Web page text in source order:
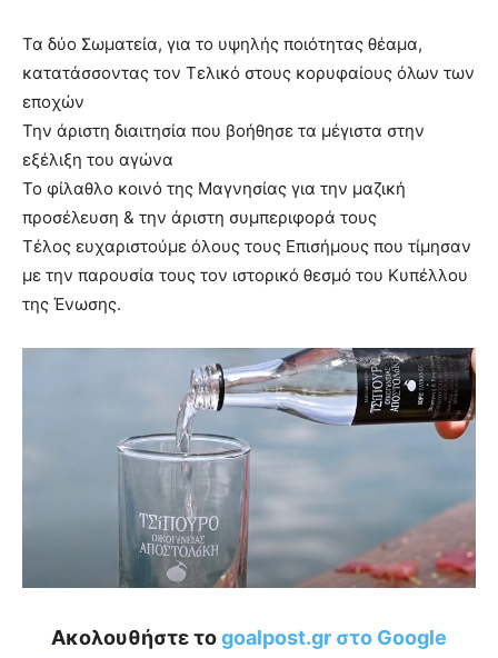
Τα δύο Σωματεία, για το υψηλής ποιότητας θέαμα,
κατατάσσοντας τον Τελικό στους κορυφαίους όλων των
εποχών
Την άριστη διαιτησία που βοήθησε τα μέγιστα στην
εξέλιξη του αγώνα
Το φίλαθλο κοινό της Μαγνησίας για την μαζική
προσέλευση & την άριστη συμπεριφορά τους
Τέλος ευχαριστούμε όλους τους Επισήμους που τίμησαν
με την παρουσία τους τον ιστορικό θεσμό του Κυπέλλου
της Ένωσης.
Ακολουθήστε τοgoalpost.gr στο Google